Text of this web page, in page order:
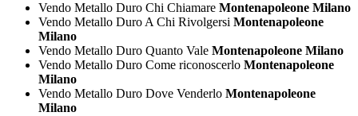
Vendo Metallo Duro Chi Chiamare Montenapoleone Milano
Vendo Metallo Duro A Chi Rivolgersi Montenapoleone
Milano
Vendo Metallo Duro Quanto Vale Montenapoleone Milano
Vendo Metallo Duro Come riconoscerlo Montenapoleone
Milano
Vendo Metallo Duro Dove Venderlo Montenapoleone
Milano